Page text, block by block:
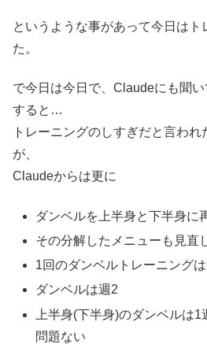
というような事があって今日はト
た。
で今日は今日で、Claudeにも聞い
すると…
トレーニングのしすぎだと言わ
が、
Claudeからは更に
ダンベルを上半身と下半身に
その分解したメニューも見直
1回のダンベルトレーニング
ダンベルは週2
上半身(下半身)のダンベルは1
問題ない